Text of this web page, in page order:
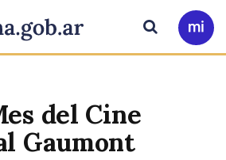
Ir
a
Buscar
del Cine
Gaumont